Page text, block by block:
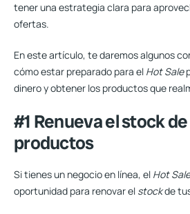
tener una estrategia clara para
ofertas.
En este artículo, te daremos algunos
cómo estar preparado para el Hot Sale
dinero y obtener los productos que
#1 Renueva el stock
productos
Si tienes un negocio en línea, el Hot Sale
oportunidad para renovar el stockde